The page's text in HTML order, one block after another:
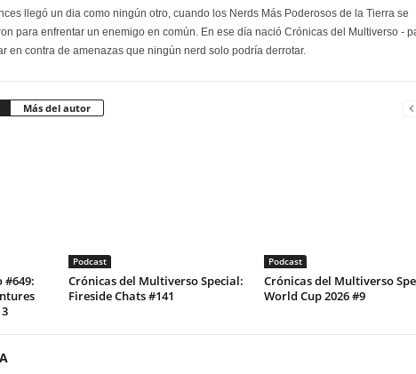
llegó un dia como ningún otro, cuando los Nerds Más Poderosos de la Tierra se
para enfrentar un enemigo en común. En ese día nació Crónicas del Multiverso -
en contra de amenazas que ningún nerd solo podría derrotar.
Más del autor
#649:
Podcast
Crónicas del Multiverso Special:
Fireside Chats #141
Podcast
Crónicas del Multiverso
World Cup 2026 #9